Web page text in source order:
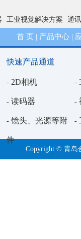
工业视觉解决方案 通
首 页 产品中心|
快速产品通道
- 2D相机 -
- 读码器 -
- 镜头、光源等附
件
-
Copyright © 青岛